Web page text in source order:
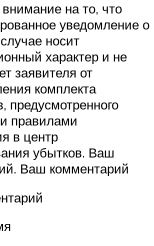
на то, что
уведомление о
носит
характер и не
заявителя от
комплекта
предусмотренного
правилами
в центр
убытков. Ваш
Ваш комментарий